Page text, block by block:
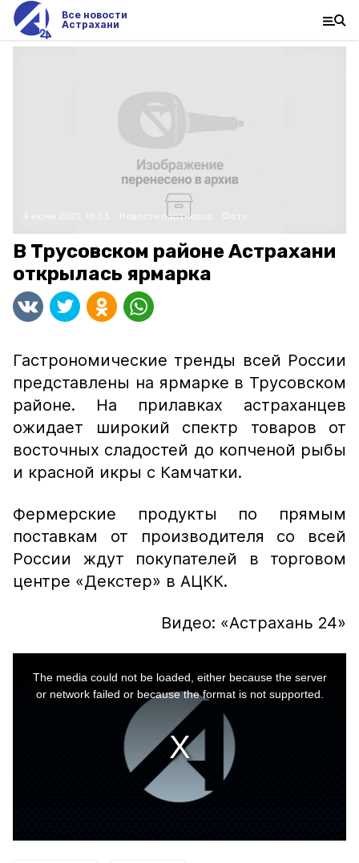
Все новости
Астрахани
Новости партнёров
В Трусовском районе Астрахани
открылась ярмарка
Гастрономические тренды всей России
представлены на ярмарке в Трусовском
районе. На прилавках астраханцев
ожидает широкий спектр товаров от
восточных сладостей до копченой рыбы
и красной икры с Камчатки.
Фермерские продукты по прямым
поставкам от производителя со всей
России ждут покупателей в торговом
центре «Декстер» в АЦКК.
Видео: «Астрахань 24»
The media could not be loaded, either because the server
or network failed or because the format is not supported.